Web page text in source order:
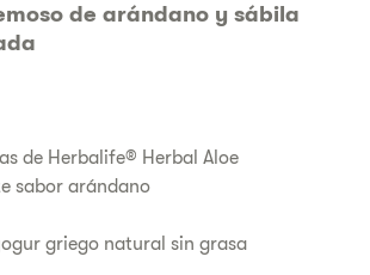
de arándano y sábila
de Herbalife® Herbal Aloe
sabor arándano
griego natural sin grasa